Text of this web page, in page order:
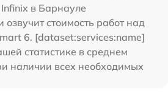
в Барнауле
озвучит стоимость работ над
6. [dataset:services:name]
статистике в среднем
наличии всех необходимых